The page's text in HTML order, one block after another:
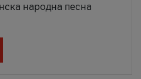
народна песна